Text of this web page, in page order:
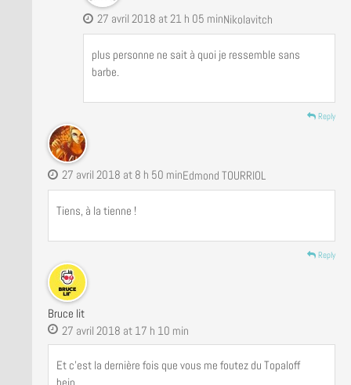
Nikolavitch
27 avril 2018 at 21 h 05 min
plus personne ne sait à quoi je ressemble sans
barbe.
Reply
Edmond TOURRIOL
27 avril 2018 at 8 h 50 min
Tiens, à la tienne !
Reply
Bruce lit
27 avril 2018 at 17 h 10 min
Et c’est la dernière fois que vous me foutez du Topaloff
hein….